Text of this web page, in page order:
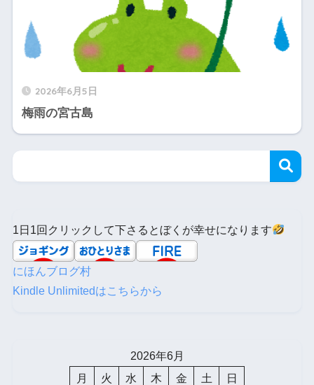
2026年6月5日
梅雨の宮古島
1日1回クリックして下さるとぼくが幸せになります
にほんブログ村
Kindle Unlimitedはこちらから
2026年6月
月
火 水 木 金 土 日